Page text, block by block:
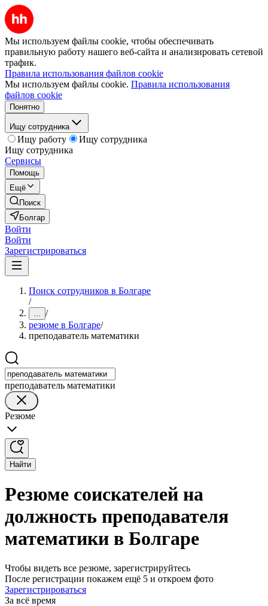
Мы используем файлы cookie, чтобы обеспечивать
правильную работу нашего веб-сайта и анализировать сетевой
трафик.
Правила использования файлов cookie
Мы используем файлы cookie. Правила использования
файлов cookie
Понятно
Ищу сотрудника
Ищу работу
Ищу сотрудника
Ищу сотрудника
Сервисы
Помощь
Ещё
Поиск
Болгар
Войти
Войти
Зарегистрироваться
Поиск сотрудников в Болгаре
/
... /
резюме в Болгаре/
преподаватель математики
преподаватель математики
Резюме
Найти
Резюме соискателей на
должность преподавателя
математики в Болгаре
Чтобы видеть все резюме, зарегистрируйтесь
После регистрации покажем ещё 5 и откроем фото
Зарегистрироваться
За всё время